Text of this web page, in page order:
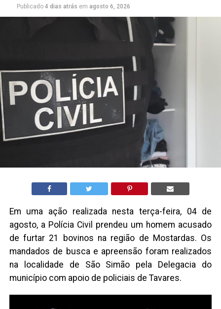
Publicado 4 dias atrás em agosto 6, 2026
Em uma ação realizada nesta terça-feira, 04 de
agosto, a Polícia Civil prendeu um homem acusado
de furtar 21 bovinos na região de Mostardas. Os
mandados de busca e apreensão foram realizados
na localidade de São Simão pela Delegacia do
município com apoio de policiais de Tavares.